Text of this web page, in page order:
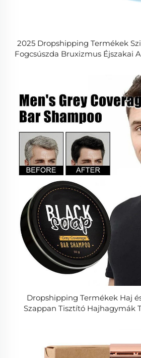
2025 Dropshipping Termékek
Fogcsúszda Bruxizmus Éjszakai
Dropshipping Termékek Haj
Szappan Tisztító Hajhagymák